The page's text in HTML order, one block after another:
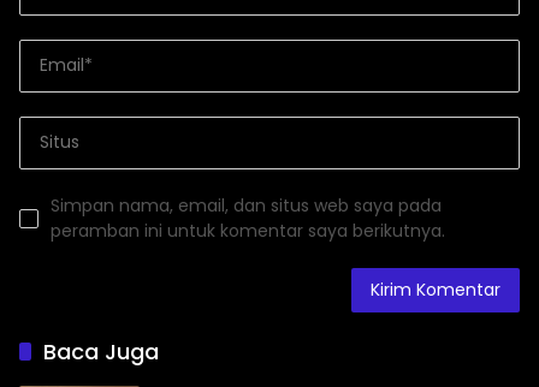
Simpan nama, email, dan situs web saya pada
peramban ini untuk komentar saya berikutnya.
Baca Juga